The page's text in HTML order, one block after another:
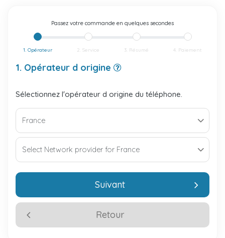
Passez votre commande en quelques secondes
1. Opérateur 2. Service 3. Résumé 4. Paiement
1. Opérateur d origine
Sélectionnez l'opérateur d origine du téléphone.
Retour
Suivant